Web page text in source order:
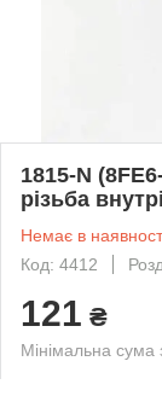
1815-N
різьба
Немає в
Код: 4412
121 ₴
Мінімальна